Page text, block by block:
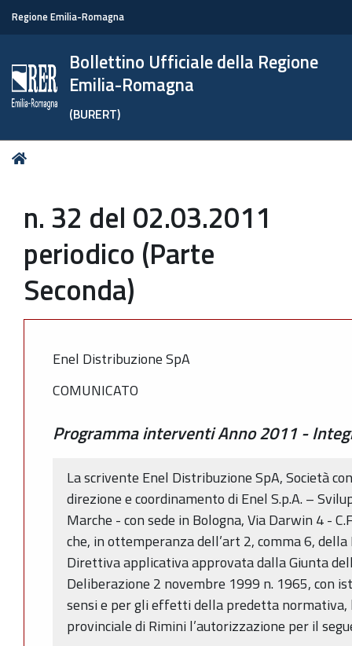
Regione Emilia-Romagna
Bollettino Ufficiale della Regione
Emilia-Romagna
(BURERT)
Tu
n. 32 del 02.03.2011
periodico (Parte
Seconda)
Enel Distribuzione SpA
COMUNICATO
Programma interventi Anno 2011 -
La scrivente Enel Distribuzione SpA, Società
direzione e coordinamento di Enel S.p.A. –
Marche - con sede in Bologna, Via Darwin 4 -
che, in ottemperanza dell’art 2, comma 6,
Direttiva applicativa approvata dalla Giunta
Deliberazione 2 novembre 1999 n. 1965, con
sensi e per gli effetti della predetta normativa,
provinciale di Rimini l’autorizzazione per il